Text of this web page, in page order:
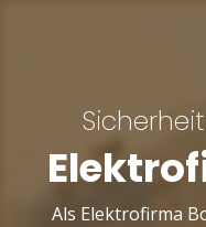
Als Elektrofirma